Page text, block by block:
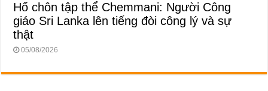
Hố chôn tập thể Chemmani: Người Công
giáo Sri Lanka lên tiếng đòi công lý và sự
thật
05/08/2026